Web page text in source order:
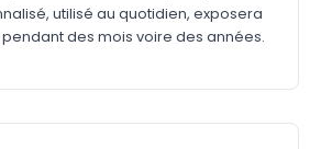
utilisé au quotidien, exposera
des mois voire des années.